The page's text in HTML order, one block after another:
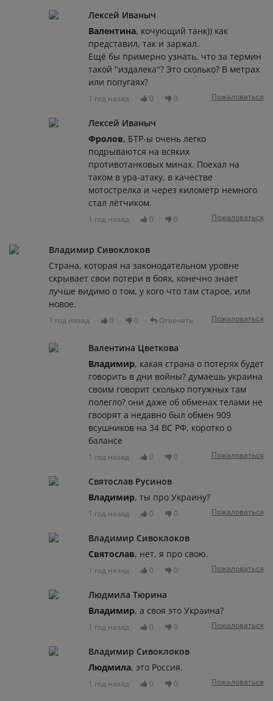
Лексей Иваныч
Валентина, кочующий танк)) как
представил, так и заржал.
Ещё бы примерно узнать, что за термин
такой "издалека"? Это сколько? В метрах
или попугаях?
1 год назад 0 0 Пожаловаться
Лексей Иваныч
Фролов, БТР-ы очень легко
подрываются на всяких
противотанковых минах. Поехал на
таком в ура-атаку, в качестве
мотострелка и через километр немного
стал лётчиком.
1 год назад 0 0 Пожаловаться
Владимир Сивоклоков
Страна, которая на законодательном уровне
скрывает свои потери в боях, конечно знает
лучше видимо о том, у кого что там старое, или
новое.
1 год назад 0 0 Отвечать Пожаловаться
Валентина Цветкова
Владимир, какая страна о потерях будет
говорить в дни войны? думаешь украина
своим говорит сколько потужных там
полегло? они даже об обменах телами не
гвоорят а недавно был обмен 909
всушников на 34 ВС РФ, коротко о
балансе
1 год назад 0 0 Пожаловаться
Святослав Русинов
Владимир, ты про Украину?
1 год назад 0 0 Пожаловаться
Владимир Сивоклоков
Святослав, нет, я про свою.
1 год назад 0 0 Пожаловаться
Людмила Тюрина
Владимир, а своя это Украина?
1 год назад 0 0 Пожаловаться
Владимир Сивоклоков
Людмила, это Россия.
1 год назад 0 0 Пожаловаться